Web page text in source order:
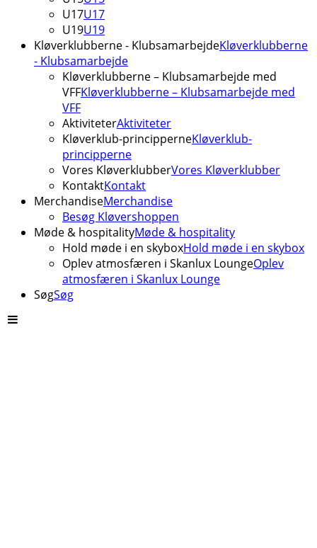
U17U17
U19U19
Kløverklubberne - KlubsamarbejdeKløverklubberne
- Klubsamarbejde
Kløverklubberne – Klubsamarbejde med
VFFKløverklubberne – Klubsamarbejde med
VFF
AktiviteterAktiviteter
Kløverklub-principperneKløverklub-
principperne
Vores KløverklubberVores Kløverklubber
KontaktKontakt
MerchandiseMerchandise
Besøg Kløvershoppen
Møde & hospitalityMøde & hospitality
Hold møde i en skyboxHold møde i en skybox
Oplev atmosfæren i Skanlux LoungeOplev
atmosfæren i Skanlux Lounge
SøgSøg